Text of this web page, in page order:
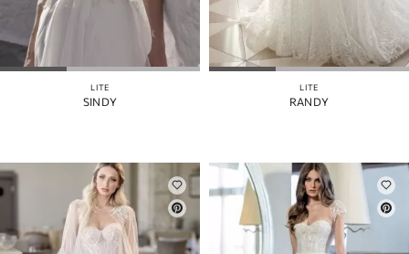
LITE
SINDY
LITE
RANDY